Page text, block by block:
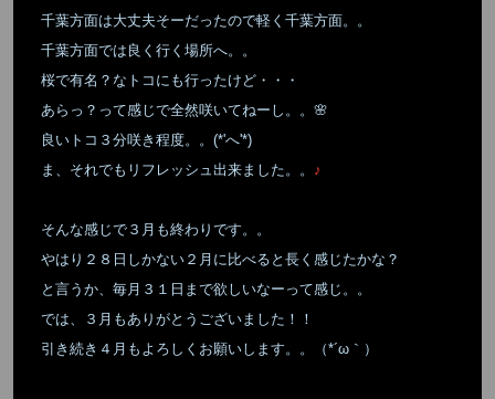
千葉方面は大丈夫そーだったので軽く千葉方面。。
千葉方面では良く行く場所へ。。
桜で有名？なトコにも行ったけど・・・
あらっ？って感じで全然咲いてねーし。。🌸
良いトコ３分咲き程度。。(*'へ'*)
ま、それでもリフレッシュ出来ました。。 ♪
そんな感じで３月も終わりです。。
やはり２８日しかない２月に比べると長く感じたかな？
と言うか、毎月３１日まで欲しいなーって感じ。。
では、３月もありがとうございました！！
引き続き４月もよろしくお願いします。。（*´ω｀）